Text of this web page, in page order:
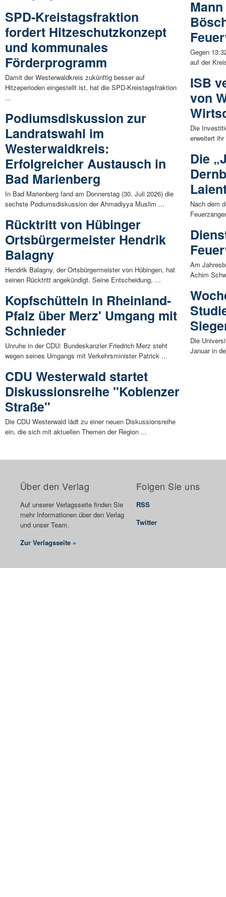
SPD-Kreistagsfraktion
fordert Hitzeschutzkonzept
und kommunales
Förderprogramm
Damit der Westerwaldkreis zukünftig besser auf
Hitzeperioden eingestellt ist, hat die SPD-Kreistagsfraktion
...
Podiumsdiskussion zur
Landratswahl im
Westerwaldkreis:
Erfolgreicher Austausch in
Bad Marienberg
In Bad Marienberg fand am Donnerstag (30. Juli 2026) die
sechste Podiumsdiskussion der Ahmadiyya Muslim ...
Rücktritt von Hübinger
Ortsbürgermeister Hendrik
Balagny
Hendrik Balagny, der Ortsbürgermeister von Hübingen, hat
seinen Rücktritt angekündigt. Seine Entscheidung, ...
Kopfschütteln in Rheinland-
Pfalz über Merz' Umgang mit
Schnieder
Unruhe in der CDU: Bundeskanzler Friedrich Merz steht
wegen seines Umgangs mit Verkehrsminister Patrick ...
CDU Westerwald startet
Diskussionsreihe "Koblenzer
Straße"
Die CDU Westerwald lädt zu einer neuen Diskussionsreihe
ein, die sich mit aktuellen Themen der Region ...
Gegen
auf der
ISB
von
Die
erweitert
Die
Nach dem
Am
Achim
Die
Januar in
Über den Verlag
Auf unserer Verlagsseite finden Sie
mehr Informationen über den Verlag
und unser Team.
Zur Verlagsseite »
Folgen Sie uns
RSS
Twitter